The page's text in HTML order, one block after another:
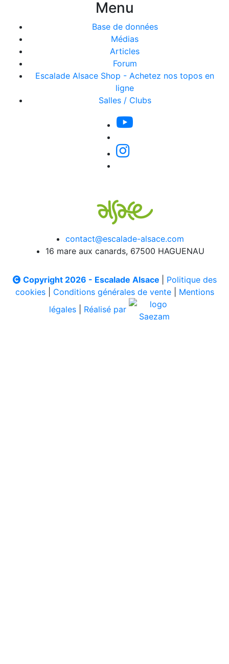
Menu
Base de données
Médias
Articles
Forum
Escalade Alsace Shop - Achetez nos topos en
ligne
Salles / Clubs
contact@escalade-alsace.com
16 mare aux canards, 67500 HAGUENAU
Copyright 2026 - Escalade Alsace
Politique des
cookies| Conditions générales de vente| Mentions
légales
Réalisé par